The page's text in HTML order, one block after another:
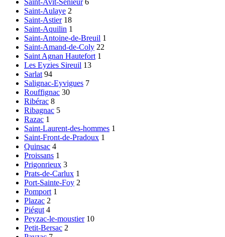
Saint-Avit-Sénieur 6
Saint-Aulaye 2
Saint-Astier 18
Saint-Aquilin 1
Saint-Antoine-de-Breuil 1
Saint-Amand-de-Coly 22
Saint Agnan Hautefort 1
Les Eyzies Sireuil 13
Sarlat 94
Salignac-Eyvigues 7
Rouffignac 30
Ribérac 8
Ribagnac 5
Razac 1
Saint-Laurent-des-hommes 1
Saint-Front-de-Pradoux 1
Quinsac 4
Proissans 1
Prigonrieux 3
Prats-de-Carlux 1
Port-Sainte-Foy 2
Pomport 1
Plazac 2
Piégut 4
Peyzac-le-moustier 10
Petit-Bersac 2